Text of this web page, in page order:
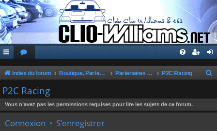
Index du forum Boutique, Partenaires, Petites Annonces, Commandes Groupées Partenaires du Club P2C Racing
c
h
P2C Racing
Vous n’avez pas les permissions requises pour lire les sujets de ce forum.
Connexion • S’enregistrer